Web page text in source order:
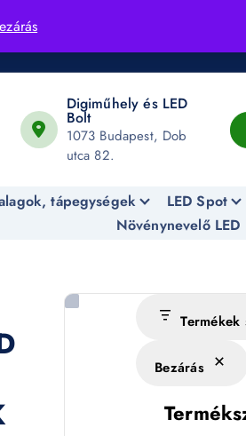
Digiműhely és LED
Bolt
1073 Budapest, Dob
utca 82.
tápegységek
LED Spot
Növénynevelő LED
Termékek
Bezárás